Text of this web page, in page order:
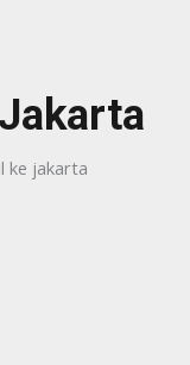
ke jakarta